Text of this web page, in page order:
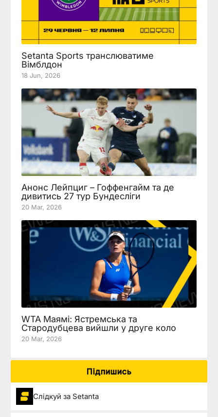
Setanta Sports транслюватиме
Вімблдон
18 Jun, 2026
Анонс Лейпциг – Гоффенгайм та де
дивитись 27 тур Бундесліги
20 Mar, 2026
WTA Маямі: Ястремська та
Стародубцева вийшли у друге коло
20 Mar, 2026
Підпишись
Слідкуй за Setanta